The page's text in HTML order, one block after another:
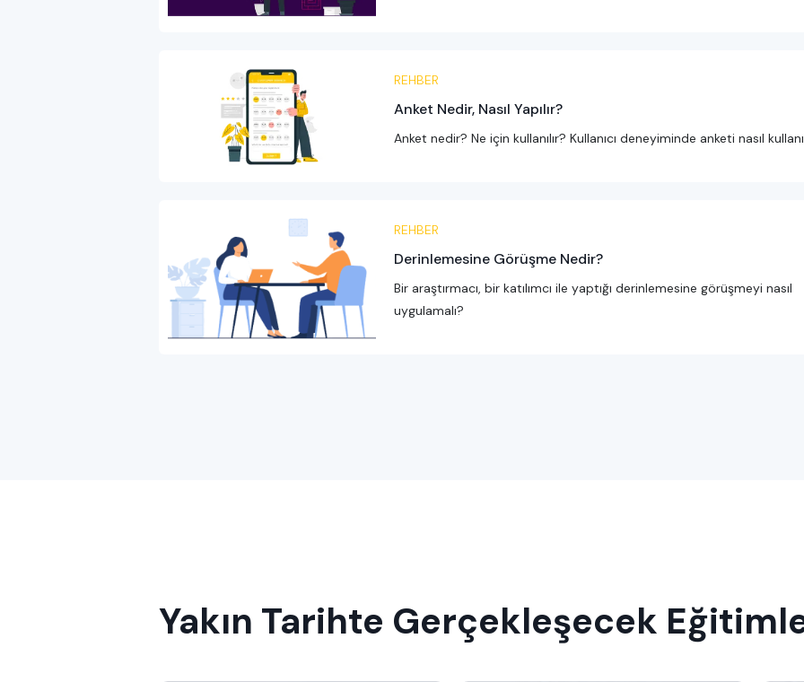
REHBER
Anket Nedir, Nasıl Yapılır?
Anket nedir? Ne için kullanılır? Kullanıcı deneyiminde anketi nasıl
REHBER
Derinlemesine Görüşme Nedir?
Bir araştırmacı, bir katılımcı ile yaptığı derinlemesine görüşmeyi nasıl
uygulamalı?
Yakın Tarihte Gerçekleşecek